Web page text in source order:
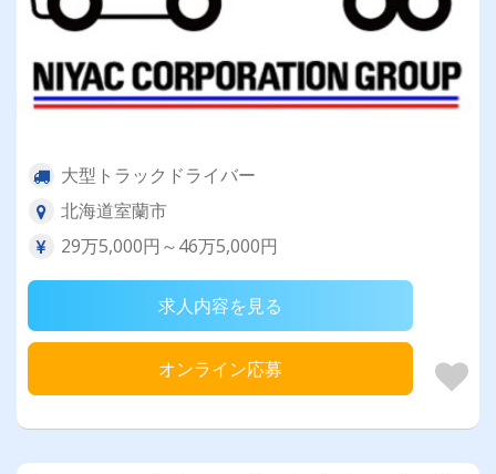
大型トラックドライバー
北海道室蘭市
29万5,000円～46万5,000円
求人内容を見る
オンライン応募